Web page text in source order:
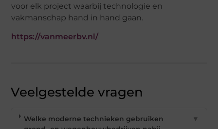
voor elk project waarbij technologie en
vakmanschap hand in hand gaan.
https://vanmeerbv.nl/
Veelgestelde vragen
Welke moderne technieken gebruiken
▼